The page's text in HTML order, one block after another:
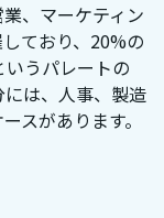
、マーケティン
ており、20%の
うパレートの
は、人事、製造
スがあります。